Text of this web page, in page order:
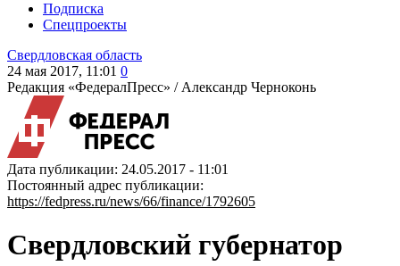
Подписка
Спецпроекты
Свердловская область
24 мая 2017, 11:01 0
Редакция «ФедералПресс» / Александр Черноконь
Дата публикации: 24.05.2017 - 11:01
Постоянный адрес публикации:
https://fedpress.ru/news/66/finance/1792605
Свердловский губернатор